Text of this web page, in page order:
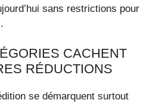
sans restrictions pour
CACHENT
RÉDUCTIONS
se démarquent surtout